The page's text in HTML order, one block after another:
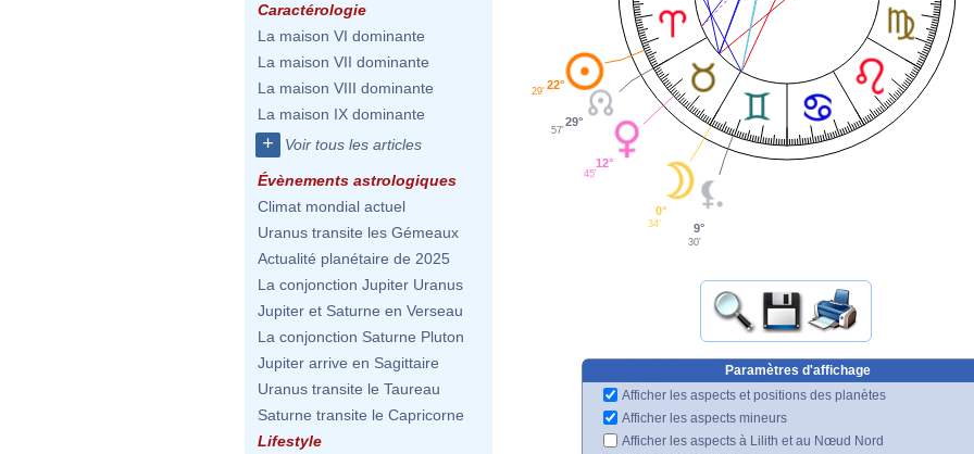
Caractérologie
La maison VI dominante
La maison VII dominante
La maison VIII dominante
La maison IX dominante
+ Voir tous les articles
Évènements astrologiques
Climat mondial actuel
Uranus transite les Gémeaux
Actualité planétaire de 2025
La conjonction Jupiter Uranus
Jupiter et Saturne en Verseau
La conjonction Saturne Pluton
Jupiter arrive en Sagittaire
Uranus transite le Taureau
Saturne transite le Capricorne
Lifestyle
22°
29'
29°
57'
12°
45'
0°
34' 9°
30'
Paramètres d'affichage
Afficher les aspects et positions des planètes
Afficher les aspects mineurs
Afficher les aspects à Lilith et au Nœud Nord